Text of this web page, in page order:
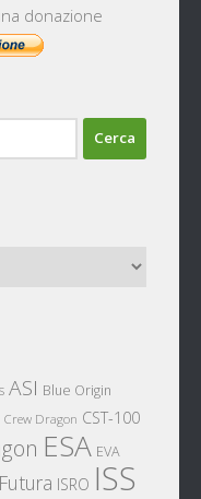
donazione
ASI Blue Origin
Crew Dragon CST-100
ESA EVA
Futura ISRO ISS